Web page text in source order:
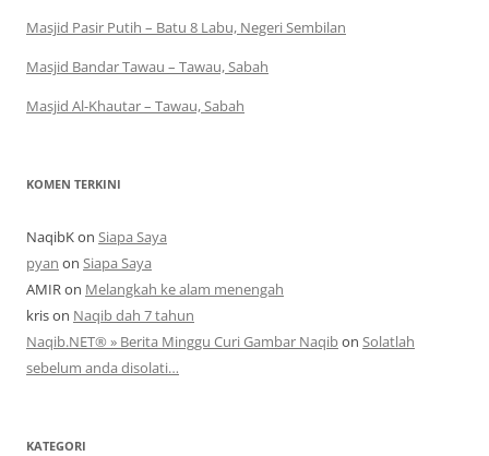
Masjid Pasir Putih – Batu 8 Labu, Negeri Sembilan
Masjid Bandar Tawau – Tawau, Sabah
Masjid Al-Khautar – Tawau, Sabah
KOMEN TERKINI
NaqibKon Siapa Saya
pyan on Siapa Saya
AMIRon Melangkah ke alam menengah
krison Naqib dah 7 tahun
Naqib.NET® » Berita Minggu Curi Gambar Naqibon Solatlah
sebelum anda disolati…
KATEGORI